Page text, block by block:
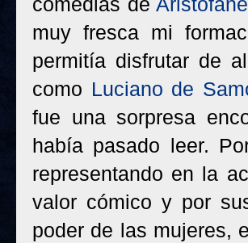
muy fresca mi
permitía disfrutar de
como Luciano de
fue una sorpresa
había pasado leer.
representando en la
valor cómico y por
poder de las mujeres,